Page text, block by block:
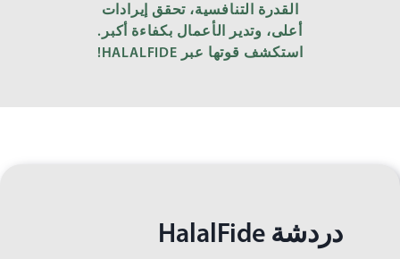
القدرة التنافسية، تحقق إيرادات
أعلى، وتدير الأعمال بكفاءة أكبر.
استكشف قوتها عبر HALALFIDE‏!
دردشة HalalFide